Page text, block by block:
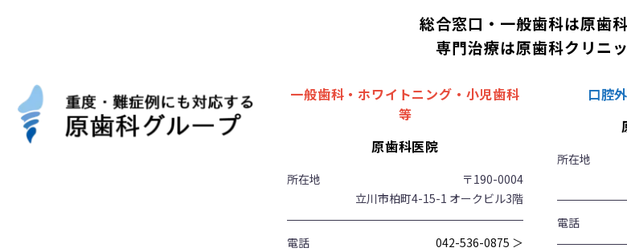
総合窓口・一般歯科は原歯
専門治療は原歯科クリニ
一般歯科・ホワイトニング・小児歯科
等
原歯科医院
所在地
〒190-0004
立川市柏町4-15-1 オークビル3階
電話 042-536-0875 ＞
口腔
所在地
電話